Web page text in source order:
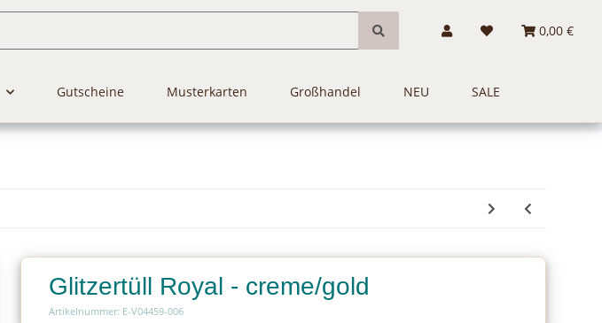
0,00 €
Gutscheine Musterkarten Großhandel NEU SALE
Glitzertüll Royal - creme/gold
Artikelnummer: E-V04459-006